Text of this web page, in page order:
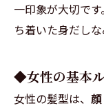
一印象が大切で
ち着いた身だし
◆女性の基本
女性の髪型は、